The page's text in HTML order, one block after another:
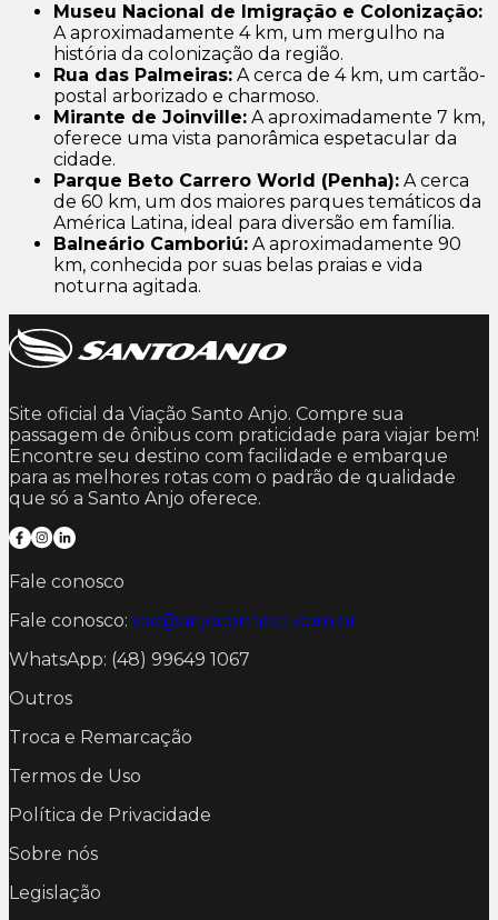
Museu Nacional de Imigração e Colonização:
A aproximadamente 4 km, um mergulho na
história da colonização da região.
Rua das Palmeiras: A cerca de 4 km, um cartão-
postal arborizado e charmoso.
Mirante de Joinville: A aproximadamente 7 km,
oferece uma vista panorâmica espetacular da
cidade.
Parque Beto Carrero World (Penha): A cerca
de 60 km, um dos maiores parques temáticos da
América Latina, ideal para diversão em família.
Balneário Camboriú: A aproximadamente 90
km, conhecida por suas belas praias e vida
noturna agitada.
Site oficial da Viação Santo Anjo. Compre sua
passagem de ônibus com praticidade para viajar bem!
Encontre seu destino com facilidade e embarque
para as melhores rotas com o padrão de qualidade
que só a Santo Anjo oferece.
Fale conosco
Fale conosco: sac@anjoconnect.com.br
WhatsApp: (48) 99649 1067
Outros
Troca e Remarcação
Termos de Uso
Política de Privacidade
Sobre nós
Legislação